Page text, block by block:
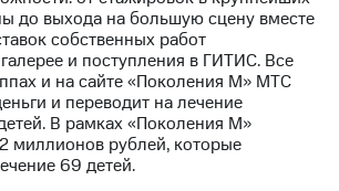
до выхода на большую сцену вместе
собственных работ
и поступления в ГИТИС. Все
и на сайте «Поколения М» МТС
и переводит на лечение
В рамках «Поколения М»
миллионов рублей, которые
69 детей.